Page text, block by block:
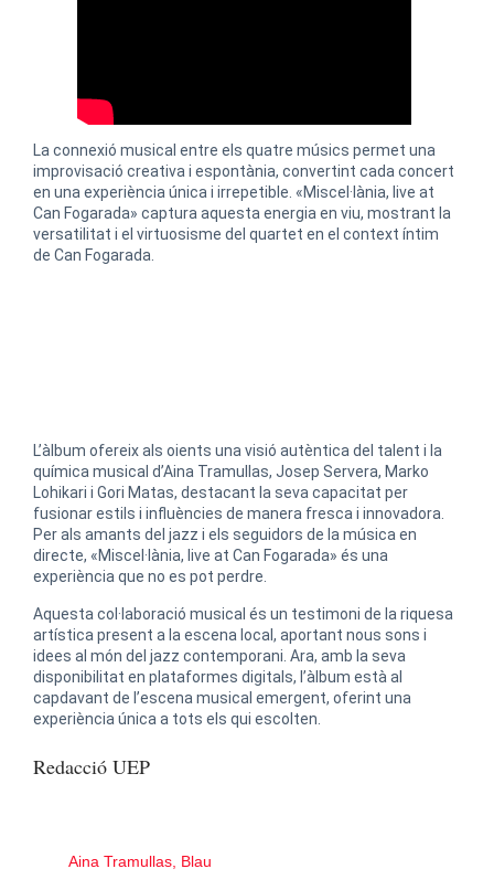
La connexió musical entre els quatre músics permet una
improvisació creativa i espontània, convertint cada concert
en una experiència única i irrepetible. «Miscel·lània, live at
Can Fogarada» captura aquesta energia en viu, mostrant la
versatilitat i el virtuosisme del quartet en el context íntim
de Can Fogarada.
L’àlbum ofereix als oients una visió autèntica del talent i la
química musical d’Aina Tramullas, Josep Servera, Marko
Lohikari i Gori Matas, destacant la seva capacitat per
fusionar estils i influències de manera fresca i innovadora.
Per als amants del jazz i els seguidors de la música en
directe, «Miscel·lània, live at Can Fogarada» és una
experiència que no es pot perdre.
Aquesta col·laboració musical és un testimoni de la riquesa
artística present a la escena local, aportant nous sons i
idees al món del jazz contemporani. Ara, amb la seva
disponibilitat en plataformes digitals, l’àlbum està al
capdavant de l’escena musical emergent, oferint una
experiència única a tots els qui escolten.
Redacció UEP
Aina Tramullas Blau